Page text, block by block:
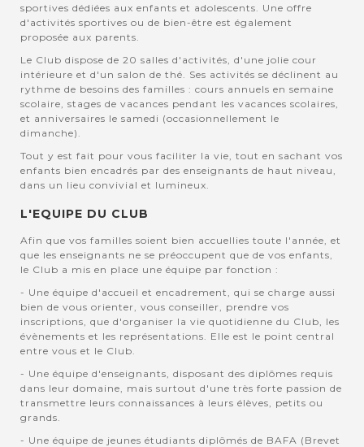
sportives dédiées aux enfants et adolescents. Une offre
d'activités sportives ou de bien-être est également
proposée aux parents.
Le Club dispose de 20 salles d'activités, d'une jolie cour
intérieure et d'un salon de thé. Ses activités se déclinent au
rythme de besoins des familles : cours annuels en semaine
scolaire, stages de vacances pendant les vacances scolaires,
et anniversaires le samedi (occasionnellement le
dimanche).
Tout y est fait pour vous faciliter la vie, tout en sachant vos
enfants bien encadrés par des enseignants de haut niveau,
dans un lieu convivial et lumineux.
L'EQUIPE DU CLUB
Afin que vos familles soient bien accuellies toute l'année, et
que les enseignants ne se préoccupent que de vos enfants,
le Club a mis en place une équipe par fonction :
- Une équipe d'accueil et encadrement, qui se charge aussi
bien de vous orienter, vous conseiller, prendre vos
inscriptions, que d'organiser la vie quotidienne du Club, les
évènements et les représentations. Elle est le point central
entre vous et le Club.
- Une équipe d'enseignants, disposant des diplômes requis
dans leur domaine, mais surtout d'une très forte passion de
transmettre leurs connaissances à leurs élèves, petits ou
grands.
- Une équipe de jeunes étudiants diplômés de BAFA (Brevet